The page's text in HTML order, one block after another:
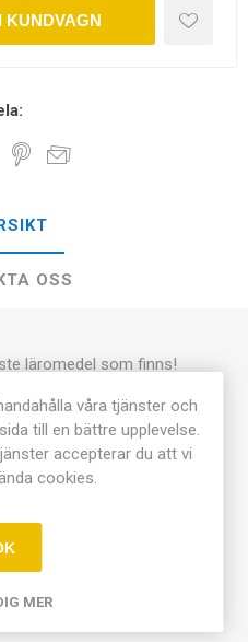
KUNDVAGN
OSS
läromedel som finns!
samt kroppens större
har inga inre organ.
löstagbara muskler i
av naturlig storlek och har
bröstkörtel.
våra tjänster och
till en bättre upplevelse.
accepterar du att vi
cookies.
MER